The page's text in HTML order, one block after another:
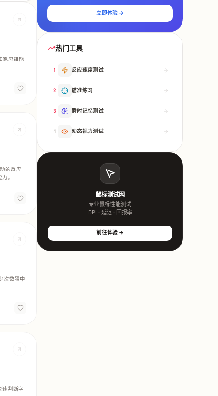
象思维能
的反应
。
次数猜中
速判断字
立即体验 →
热门工具
1 反应速度测试
2 瞄准练习
3 瞬时记忆测试
4 动态视力测试
鼠标测试网
专业鼠标性能测试
DPI · 延迟 · 回报率
前往体验 →